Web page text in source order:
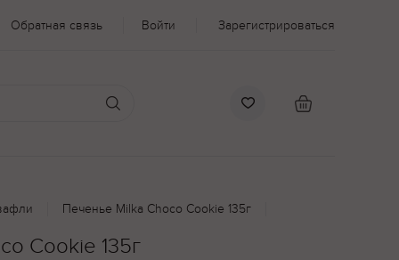
Обратная связь Войти Зарегистрироваться
Печенье Milka Choco Cookie 135г
Cookie 135г